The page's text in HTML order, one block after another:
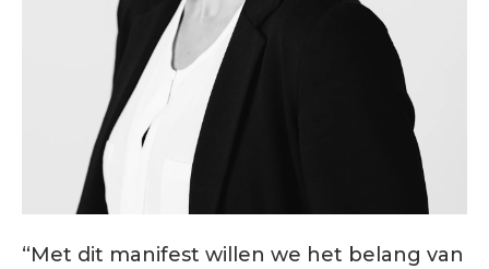
“Met dit manifest willen we het belang van